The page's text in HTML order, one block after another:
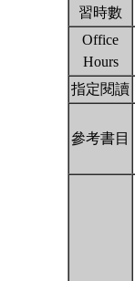
習時數
Office
Hours
指定閱讀
參考書目